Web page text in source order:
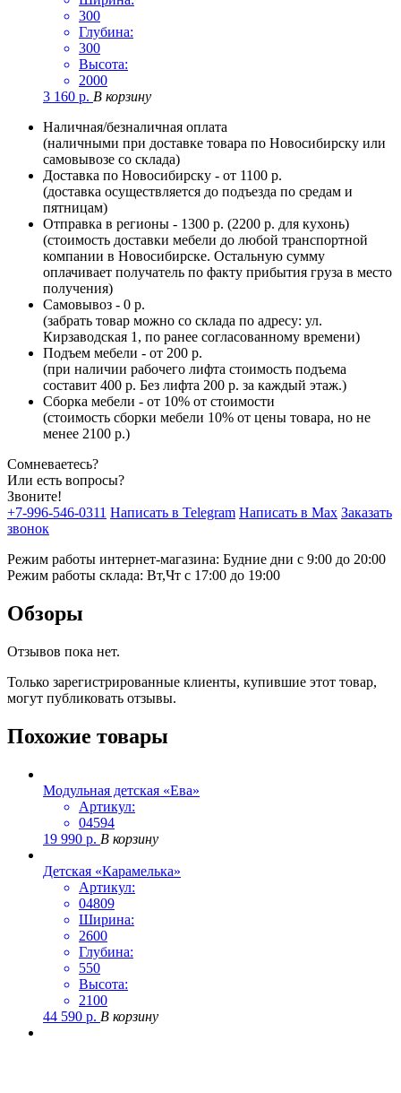
300
Глубина:
300
Высота:
2000
3 160 р. В корзину
Наличная/безналичная оплата
(наличными при доставке товара по Новосибирску или
самовывозе со склада)
Доставка по Новосибирску - от 1100 р.
(доставка осуществляется до подъезда по средам и
пятницам)
Отправка в регионы - 1300 р. (2200 р. для кухонь)
(стоимость доставки мебели до любой транспортной
компании в Новосибирске. Остальную сумму
оплачивает получатель по факту прибытия груза в место
получения)
Самовывоз - 0 р.
(забрать товар можно со склада по адресу: ул.
Кирзаводская 1, по ранее согласованному времени)
Подъем мебели - от 200 р.
(при наличии рабочего лифта стоимость подъема
составит 400 р. Без лифта 200 р. за каждый этаж.)
Сборка мебели - от 10% от стоимости
(стоимость сборки мебели 10% от цены товара, но не
менее 2100 р.)
Сомневаетесь?
Или есть вопросы?
Звоните!
+7-996-546-0311 Написать в Telegram Написать в Max Заказать
звонок
Режим работы интернет-магазина: Будние дни с 9:00 до 20:00
Режим работы склада: Вт,Чт с 17:00 до 19:00
Обзоры
Отзывов пока нет.
Только зарегистрированные клиенты, купившие этот товар,
могут публиковать отзывы.
Похожие товары
Модульная детская «Ева»
Артикул:
04594
19 990 р. В корзину
Детская «Карамелька»
Артикул:
04809
Ширина:
2600
Глубина:
550
Высота:
2100
44 590 р. В корзину